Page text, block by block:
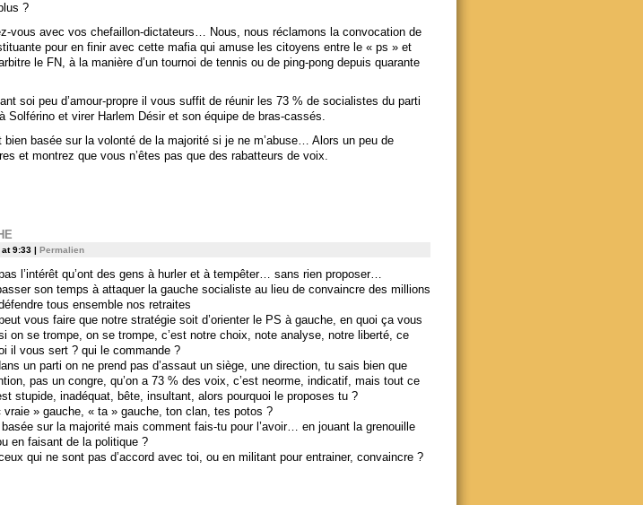
?
vous avec vos chefaillon-dictateurs… Nous, nous réclamons la convocation de
pour en finir avec cette mafia qui amuse les citoyens entre le « ps » et
le FN, à la manière d’un tournoi de tennis ou de ping-pong depuis quarante
soi peu d’amour-propre il vous suffit de réunir les 73 % de socialistes du parti
Solférino et virer Harlem Désir et son équipe de bras-cassés.
bien basée sur la volonté de la majorité si je ne m’abuse… Alors un peu de
et montrez que vous n’êtes pas que des rabatteurs de voix.
at 9:33 Permalien
l’intérêt qu’ont des gens à hurler et à tempêter… sans rien proposer…
son temps à attaquer la gauche socialiste au lieu de convaincre des millions
tous ensemble nos retraites
vous faire que notre stratégie soit d’orienter le PS à gauche, en quoi ça vous
on se trompe, on se trompe, c’est notre choix, note analyse, notre liberté, ce
il vous sert ? qui le commande ?
un parti on ne prend pas d’assaut un siège, une direction, tu sais bien que
pas un congre, qu’on a 73 % des voix, c’est neorme, indicatif, mais tout ce
stupide, inadéquat, bête, insultant, alors pourquoi le proposes tu ?
vraie » gauche, « ta » gauche, ton clan, tes potos ?
sur la majorité mais comment fais-tu pour l’avoir… en jouant la grenouille
en faisant de la politique ?
qui ne sont pas d’accord avec toi, ou en militant pour entrainer, convaincre ?